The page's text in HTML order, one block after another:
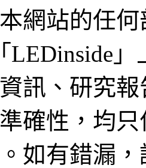
網站的任
LEDinside
訊、研究
確性，均
如有錯漏